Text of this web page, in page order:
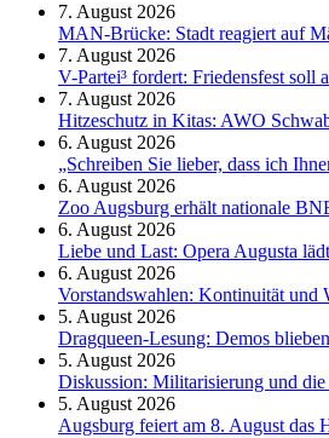
7. August 2026
MAN-Brücke: Stadt reagiert auf
7. August 2026
V-Partei­³ fordert: Friedens­fest soll
7. August 2026
Hitzeschutz in Kitas: AWO
6. August 2026
„Schreiben Sie lieber, dass ich
6. August 2026
Zoo Augsburg erhält nationale
6. August 2026
Liebe und Last: Opera Augusta
6. August 2026
Vorstandswahlen: Kontinuität und
5. August 2026
Dragqueen-Lesung: Demos
5. August 2026
Diskussion: Mi­li­ta­ri­sie­rung und
5. August 2026
Augsburg feiert am 8. August das